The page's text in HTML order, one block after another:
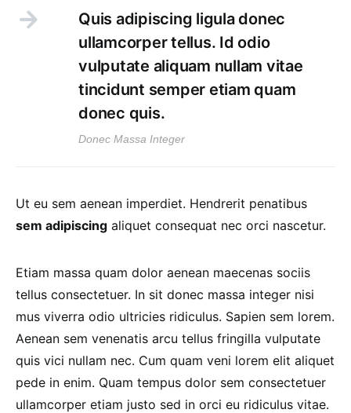
Quis adipiscing ligula donec
ullamcorper tellus. Id odio
vulputate aliquam nullam vitae
tincidunt semper etiam quam
donec quis.
Donec Massa Integer
Ut eu sem aenean imperdiet. Hendrerit penatibus
sem adipiscing aliquet consequat nec orci nascetur.
Etiam massa quam dolor aenean maecenas sociis
tellus consectetuer. In sit donec massa integer nisi
mus viverra odio ultricies ridiculus. Sapien sem lorem.
Aenean sem venenatis arcu tellus fringilla vulputate
quis vici nullam nec. Cum quam veni lorem elit aliquet
pede in enim. Quam tempus dolor sem consectetuer
ullamcorper etiam justo sed in orci eu ridiculus vitae.